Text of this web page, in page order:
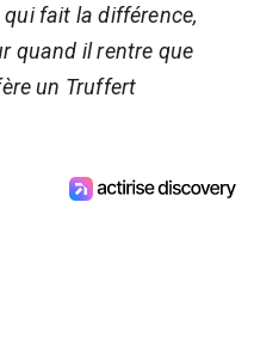
qui fait la différence,
quand il rentre que
un Truffert